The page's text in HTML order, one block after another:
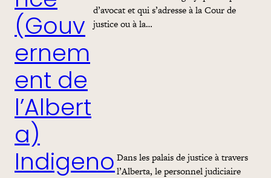
(Gouv
ernem
ent de
l’Albert
a)
d’avocat et qui s’adresse à la Cour de
justice ou à la…
Indigeno Dans les palais de justice à travers
l’Alberta, le personnel judiciaire